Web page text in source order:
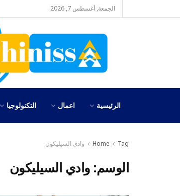
الجمعة, أغسطس 7, 2026
الرئيسية اعمال التكنولوجيا
Home Tag وادي السيليكون
الوسم: وادي السيليكون